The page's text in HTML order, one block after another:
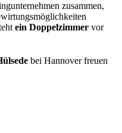
zusammen,
ein Doppelzimmer vor
bei Hannover freuen